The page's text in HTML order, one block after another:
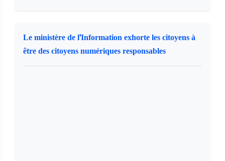
Le ministère de l'Information exhorte les citoyens à
être des citoyens numériques responsables